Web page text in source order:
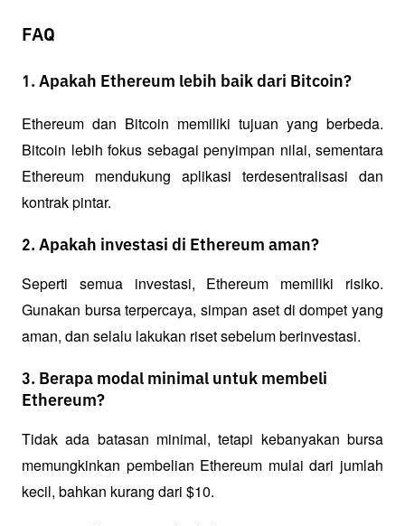
FAQ
1. Apakah Ethereum lebih baik dari Bitcoin?
Ethereum dan Bitcoin memiliki tujuan yang berbeda.
Bitcoin lebih fokus sebagai penyimpan nilai, sementara
Ethereum mendukung aplikasi terdesentralisasi dan
kontrak pintar.
2. Apakah investasi di Ethereum aman?
Seperti semua investasi, Ethereum memiliki risiko.
Gunakan bursa terpercaya, simpan aset di dompet yang
aman, dan selalu lakukan riset sebelum berinvestasi.
3. Berapa modal minimal untuk membeli
Ethereum?
Tidak ada batasan minimal, tetapi kebanyakan bursa
memungkinkan pembelian Ethereum mulai dari jumlah
kecil, bahkan kurang dari $10.